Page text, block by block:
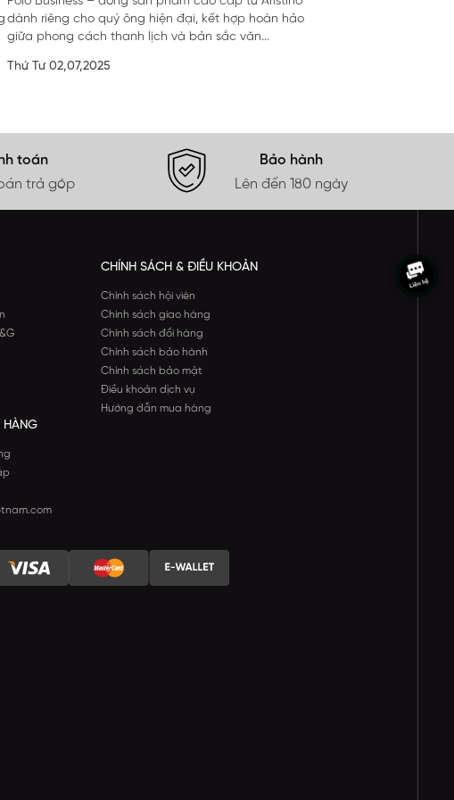
dành riêng cho quý ông hiện đại, kết hợp hoàn hảo
giữa phong cách thanh lịch và bản sắc văn...
Thứ Tư 02,07,2025
toán
trả góp
Bảo hành
Lên đến 180 ngày
CHÍNH SÁCH & ĐIỀU KHOẢN
Chính sách hội viên
Chính sách giao hàng
Chính sách đổi hàng
Chính sách bảo hành
Chính sách bảo mật
Điều khoản dịch vụ
Hướng dẫn mua hàng
HÀNG